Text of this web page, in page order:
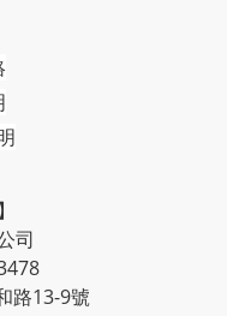
司
路13-9號